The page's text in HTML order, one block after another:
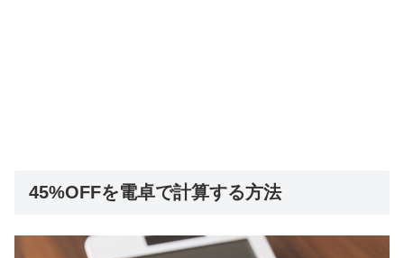
45%OFFを電卓で計算する方法